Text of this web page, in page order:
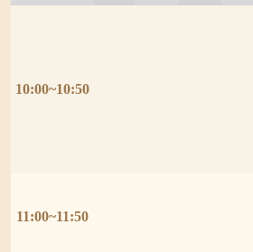
10:00~10:50
11:00~11:50